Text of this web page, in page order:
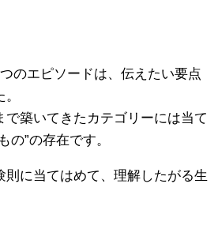
のエピソードは、伝えたい要点
で築いてきたカテゴリーには当て
の”の存在です。
則に当てはめて、理解したがる生